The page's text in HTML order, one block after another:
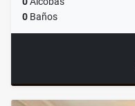
0 Baños